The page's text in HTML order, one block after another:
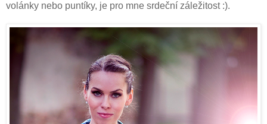
volánky nebo puntíky, je pro mne srdeční záležitost :).